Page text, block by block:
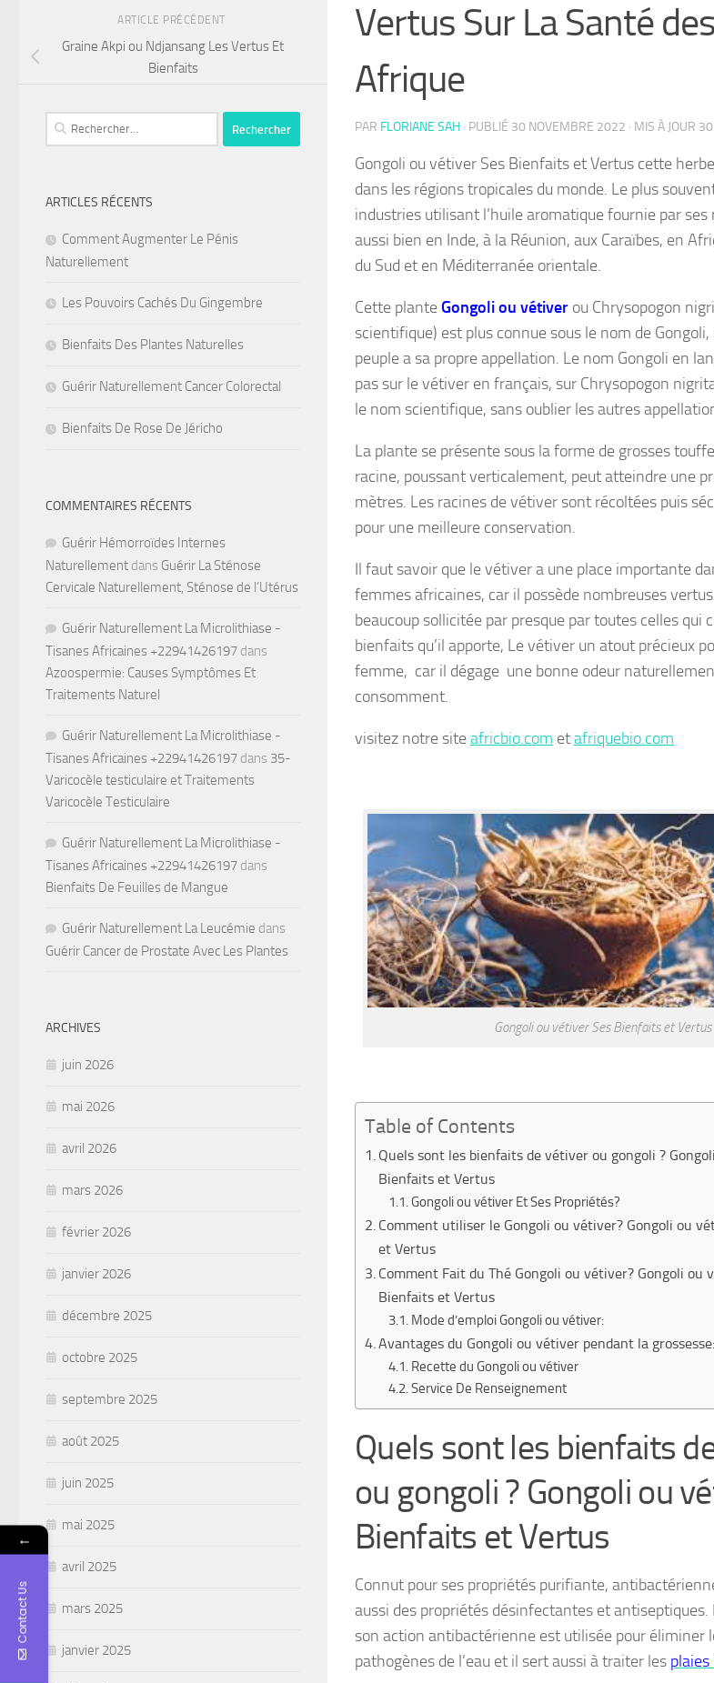
Vertus Sur La Santé
Afrique
PAR FLORIANE SAH · PUBLIÉ 30 NOVEMBRE 2022 · MIS À JOUR
Gongoli ou vétiver Ses Bienfaits et Vertus cette
dans les régions tropicales du monde. Le plus
industries utilisant l’huile aromatique fournie par ses
aussi bien en Inde, à la Réunion, aux Caraïbes, en
du Sud et en Méditerranée orientale.
Cette planteGongoli ou vétiver ou Chrysopogon
scientifique) est plus connue sous le nom de
peuple a sa propre appellation. Le nom Gongoli en
pas sur le vétiver en français, sur Chrysopogon
le nom scientifique, sans oublier les autres
La plante se présente sous la forme de grosses
racine, poussant verticalement, peut atteindre une
mètres. Les racines de vétiver sont récoltées puis
pour une meilleure conservation.
Il faut savoir que le vétiver a une place importante
femmes africaines, car il possède nombreuses
beaucoup sollicitée par presque par toutes celles qui
bienfaits qu’il apporte, Le vétiver un atout précieux
femme, car il dégage une bonne odeur
consomment.
visitez notre siteafricbio.com etafriquebio.com
Gongoli ou vétiver Ses Bienfaits et Vertus
Table of Contents
Quels sont les bienfaits de vétiver ou gongoli ?
Bienfaits et Vertus
Gongoli ou vétiver Et Ses Propriétés?
Comment utiliser le Gongoli ou vétiver? Gongoli ou
et Vertus
Comment Fait du Thé Gongoli ou vétiver? Gongoli ou
Bienfaits et Vertus
Mode d’emploi Gongoli ou vétiver:
Avantages du Gongoli ou vétiver pendant la grossesse:
Recette du Gongoli ou vétiver
Service De Renseignement
Quels sont les bienfaits
ou gongoli ? Gongoli ou
Bienfaits et Vertus
Connut pour ses propriétés purifiante,
aussi des propriétés désinfectantes et antiseptiques.
son action antibactérienne est utilisée pour éliminer
pathogènes de l’eau et il sert aussi à traiter les
ARTICLE PRÉCÉDENT
Graine Akpi ou Ndjansang Les Vertus Et
Bienfaits
Rechercher :
ARTICLES RÉCENTS
Comment Augmenter Le Pénis
Naturellement
Les Pouvoirs Cachés Du Gingembre
Bienfaits Des Plantes Naturelles
Guérir Naturellement Cancer Colorectal
Bienfaits De Rose De Jéricho
COMMENTAIRES RÉCENTS
Guérir Hémorroïdes Internes
Naturellement dans Guérir La Sténose
Cervicale Naturellement, Sténose de l’Utérus
Guérir Naturellement La Microlithiase -
Tisanes Africaines +22941426197 dans
Azoospermie: Causes Symptômes Et
Traitements Naturel
Guérir Naturellement La Microlithiase -
Tisanes Africaines +22941426197 dans 35-
Varicocèle testiculaire et Traitements
Varicocèle Testiculaire
Guérir Naturellement La Microlithiase -
Tisanes Africaines +22941426197 dans
Bienfaits De Feuilles de Mangue
Guérir Naturellement La Leucémie dans
Guérir Cancer de Prostate Avec Les Plantes
ARCHIVES
juin 2026
mai 2026
avril 2026
mars 2026
février 2026
janvier 2026
décembre 2025
octobre 2025
septembre 2025
août 2025
juin 2025
mai 2025
avril 2025
mars 2025
janvier 2025
←
Contact Us